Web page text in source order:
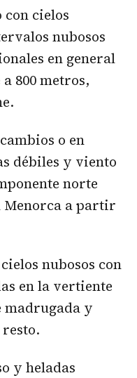
con cielos
nubosos
en general
800 metros,
o en
débiles y viento
norte
Menorca a partir
nubosos con
en la vertiente
y
resto.
y heladas